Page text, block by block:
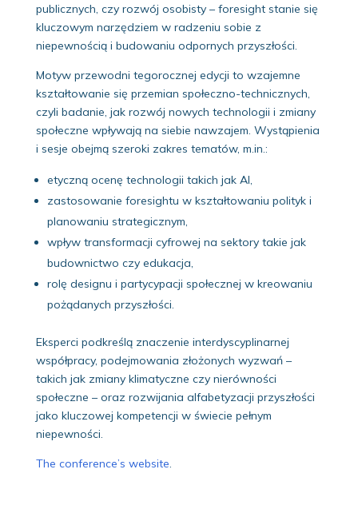
publicznych, czy rozwój osobisty – foresight stanie się
kluczowym narzędziem w radzeniu sobie z
niepewnością i budowaniu odpornych przyszłości.
Motyw przewodni tegorocznej edycji to wzajemne
kształtowanie się przemian społeczno-technicznych,
czyli badanie, jak rozwój nowych technologii i zmiany
społeczne wpływają na siebie nawzajem. Wystąpienia
i sesje obejmą szeroki zakres tematów, m.in.:
etyczną ocenę technologii takich jak AI,
zastosowanie foresightu w kształtowaniu polityk i
planowaniu strategicznym,
wpływ transformacji cyfrowej na sektory takie jak
budownictwo czy edukacja,
rolę designu i partycypacji społecznej w kreowaniu
pożądanych przyszłości.
Eksperci podkreślą znaczenie interdyscyplinarnej
współpracy, podejmowania złożonych wyzwań –
takich jak zmiany klimatyczne czy nierówności
społeczne – oraz rozwijania alfabetyzacji przyszłości
jako kluczowej kompetencji w świecie pełnym
niepewności.
The conference’s website.